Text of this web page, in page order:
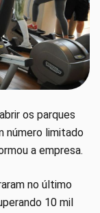
os parques
número limitado
a empresa.
no último
10 mil